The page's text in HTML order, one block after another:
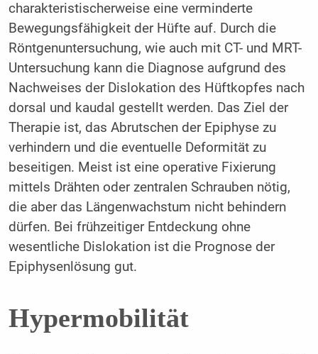
charakteristischerweise eine verminderte
Bewegungsfähigkeit der Hüfte auf. Durch die
Röntgenuntersuchung, wie auch mit CT- und MRT-
Untersuchung kann die Diagnose aufgrund des
Nachweises der Dislokation des Hüftkopfes nach
dorsal und kaudal gestellt werden. Das Ziel der
Therapie ist, das Abrutschen der Epiphyse zu
verhindern und die eventuelle Deformität zu
beseitigen. Meist ist eine operative Fixierung
mittels Drähten oder zentralen Schrauben nötig,
die aber das Längenwachstum nicht behindern
dürfen. Bei frühzeitiger Entdeckung ohne
wesentliche Dislokation ist die Prognose der
Epiphysenlösung gut.
Hypermobilität